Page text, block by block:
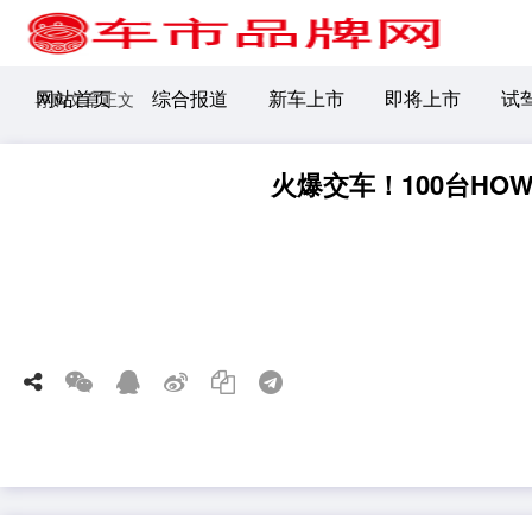
网站首页 综合报道 新车上市 即将上市 试
导购文章正文
火爆交车！100台